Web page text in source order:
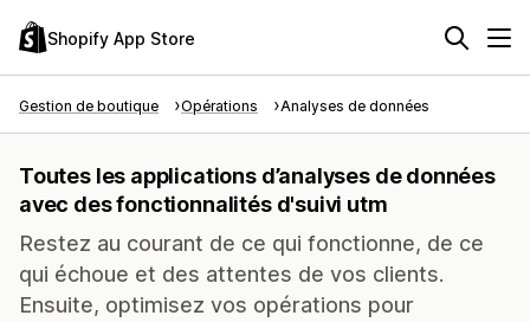
Shopify App Store
Gestion de boutique Opérations Analyses de données
Toutes les applications d’analyses de données
avec des fonctionnalités d'suivi utm
Restez au courant de ce qui fonctionne, de ce
qui échoue et des attentes de vos clients.
Ensuite, optimisez vos opérations pour